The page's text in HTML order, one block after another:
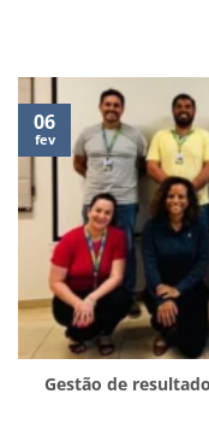
Gestão de
06
fev